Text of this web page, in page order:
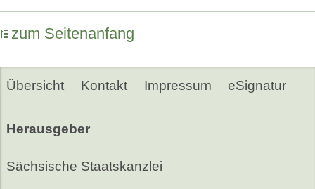
zum Seitenanfang
Übersicht Kontakt Impressum eSignatur
Herausgeber
Sächsische Staatskanzlei